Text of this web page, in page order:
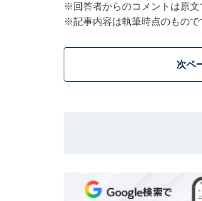
※回答者からのコメントは原文
※記事内容は執筆時点のもの
次ペ